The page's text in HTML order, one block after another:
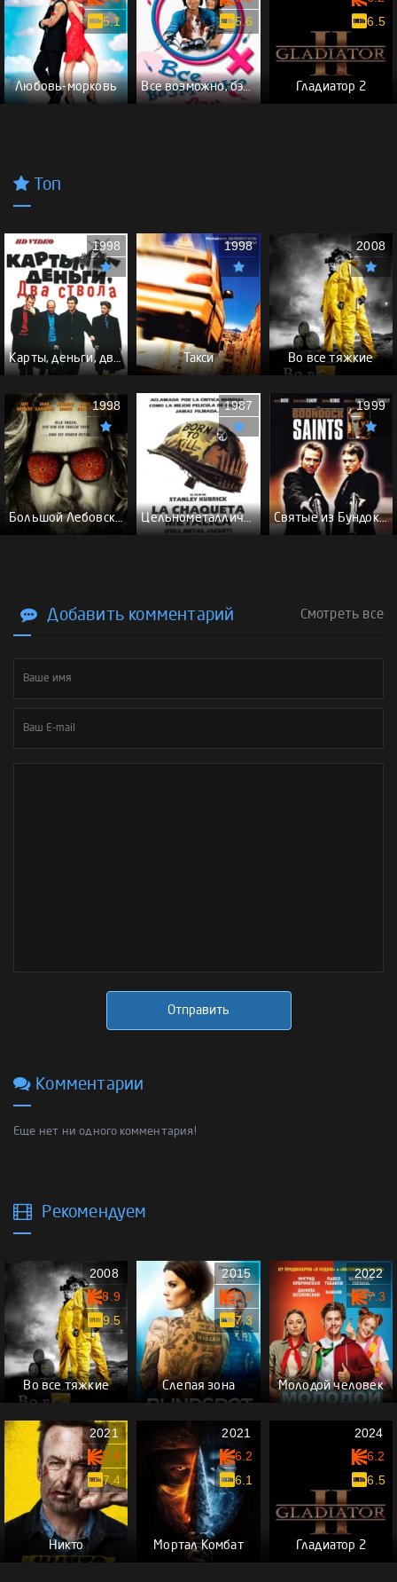
Любовь-морковь
5.1
Все возможно, бэби!
5.6
Гладиатор 2
6.5
Топ
Карты, деньги, два ствола - (Перевод Гоблина)
1998
Такси
1998
Во все тяжкие
2008
Большой Лебовски - (Перевод Гоблина)
1998
Цельнометаллическая оболочка - (Перевод Гоблина)
1987
Святые из Бундока \ Святые из трущоб - (Перевод Гоблина)
1999
Добавить комментарий Смотреть все
Отправить
Комментарии
Еще нет ни одного комментария!
Рекомендуем
Во все тяжкие
2008
8.9
9.5
Слепая зона
2015
7.0
7.3
Молодой человек
2022
7.3
Никто
2021
7.4
7.4
Мортал Комбат
2021
6.2
6.1
Гладиатор 2
2024
6.2
6.5